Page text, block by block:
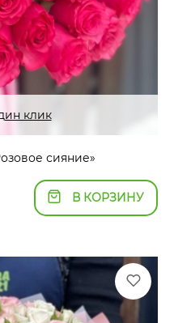
клик
сияние»
В КОРЗИНУ